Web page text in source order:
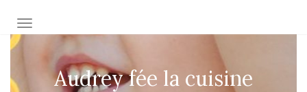
AFFICHER/MASQUER LA NAVIGATION
Audrey fée la cuisine